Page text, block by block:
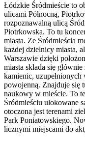
Łódzkie Śródmieście to
ulicami Północną,
rozpoznawalną ulicą
Piotrkowska. To tu
miasta. Ze Śródmieścia
każdej dzielnicy miasta,
Warszawie dzięki
miasta składa się
kamienic,
powojenną. Znajduje się
naukowy w mieście. To
Śródmieściu ulokowane
otoczona jest terenami
Park Poniatowskiego.
licznymi miejscami do